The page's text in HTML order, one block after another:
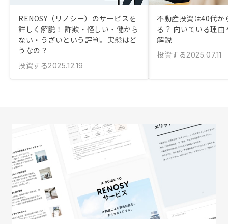
RENOSY（リノシー）のサービスを
詳しく解説！ 詐欺・怪しい・儲から
ない・うざいという評判。実態はど
うなの？
投資する2025.12.19
不動産投資は40代か
る？ 向いている理
解説
投資する2025.07.11